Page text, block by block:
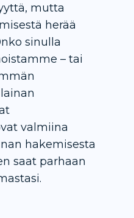
mutta
herää
sinulla
– tai
valmiina
hakemisesta
saat parhaan